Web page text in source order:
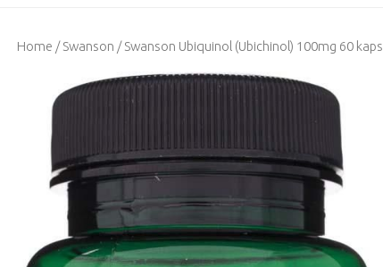
Home /Swanson / Swanson Ubiquinol (Ubichinol) 100mg 60 kaps